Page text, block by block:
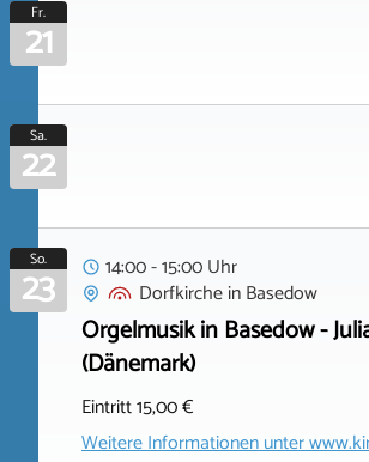
Fr.
21
Sa.
22
So.
23
14:00 - 15:00 Uhr
DorfkircheinBasedow
Orgelmusik in Basedow -
(Dänemark)
Eintritt 15,00 €
Weitere Informationen unter